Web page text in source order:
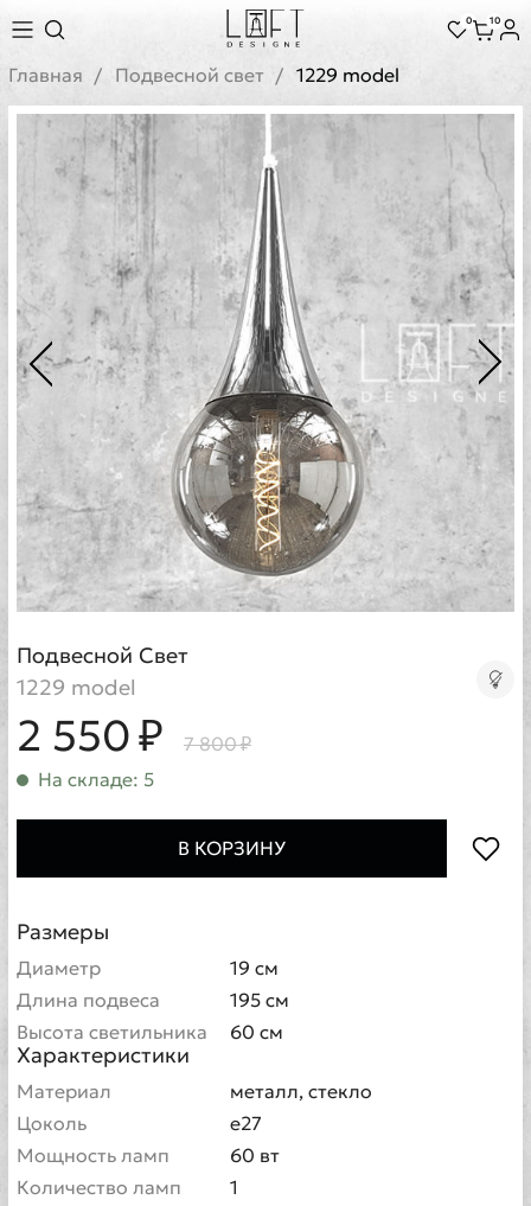
0 10
Главная Подвесной свет 1229 model
Подвесной Свет
1229 model
2 550 ₽
7 800 ₽
На складе: 5
В КОРЗИНУ
Размеры
Диаметр
19 см
Длина подвеса
195 см
Высота светильника
60 см
Характеристики
Материал
металл, стекло
Цоколь
e27
Мощность ламп
60 вт
Количество ламп
1